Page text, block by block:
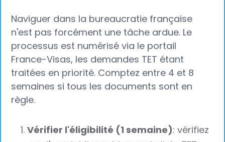
Naviguer dans la bureaucratie française
n'est pas forcément une tâche ardue. Le
processus est numérisé via le portail
France-Visas, les demandes TET étant
traitées en priorité. Comptez entre 4 et 8
semaines si tous les documents sont en
règle.
Vérifier l'éligibilité (1 semaine): vérifiez